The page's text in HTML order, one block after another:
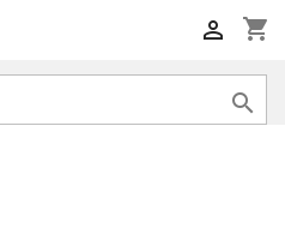
shopping_cart

